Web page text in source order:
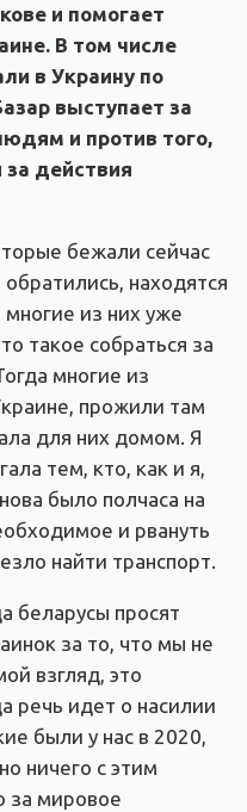
и помогает
В том числе
в Украину по
выступает за
и против того,
действия
бежали сейчас
находятся
из них уже
такое собраться за
многие из
прожили там
для них домом. Я
тем, кто, как и я,
было полчаса на
и рвануть
найти транспорт.
беларусы просят
за то, что мы не
взгляд, это
речь идет о насилии
были у нас в 2020,
ничего с этим
за мировое